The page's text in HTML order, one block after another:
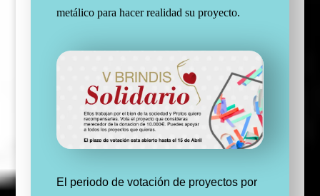
metálico para hacer realidad su proyecto.
El periodo de votación de proyectos por